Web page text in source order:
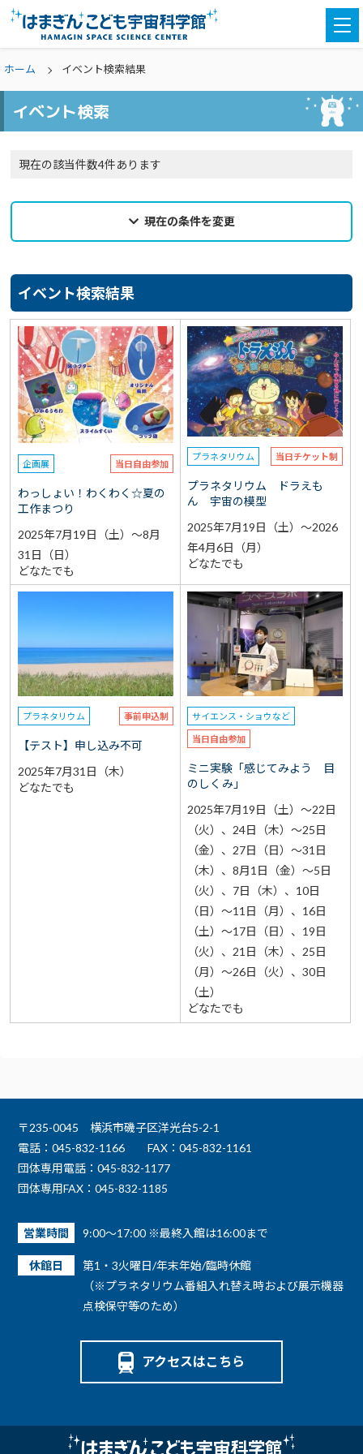
ホーム イベント検索結果
イベント検索
現在の該当件数4件あります
現在の条件を変更
カテゴリ
親子参加 選択なし
対象学年 どなたでも
予約 選択なし
参加費（入館料別途） 選択なし
再検索をする
イベント検索結果
企画展 当日自由参加
わっしょい！わくわく☆夏の
工作まつり
2025年7月19日（土）～8月
31日（日）
どなたでも
プラネタリウム 当日チケット制
プラネタリウム ドラえも
ん 宇宙の模型
2025年7月19日（土）～2026
年4月6日（月）
どなたでも
プラネタリウム 事前申込制
【テスト】申し込み不可
2025年7月31日（木）
どなたでも
サイエンス・ショウなど
当日自由参加
ミニ実験「感じてみよう 目
のしくみ」
2025年7月19日（土）～22日
（火）、24日（木）～25日
（金）、27日（日）～31日
（木）、8月1日（金）～5日
（火）、7日（木）、10日
（日）～11日（月）、16日
（土）～17日（日）、19日
（火）、21日（木）、25日
（月）～26日（火）、30日
（土）
どなたでも
〒235-0045 横浜市磯子区洋光台5-2-1
電話：045-832-1166
FAX：045-832-1161
団体専用電話：045-832-1177
団体専用FAX：045-832-1185
営業時間 9:00～17:00 ※最終入館は16:00まで
休館日
第1・3火曜日/年末年始/臨時休館
（※プラネタリウム番組入れ替え時および展示機器
点検保守等のため）
アクセスはこちら